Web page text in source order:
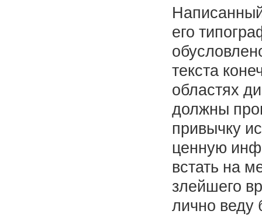
его
текста
областях
должны
привычку
ценную
встать на
злейшего
лично веду